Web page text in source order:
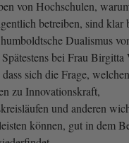
von Hochschulen,
betreiben, sind klar
Dualismus
bei Frau Birgitta
sich die Frage,
zu Innovationskraft,
und anderen
können, gut in dem